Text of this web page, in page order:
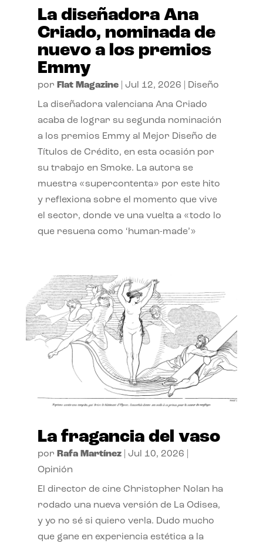
La diseñadora Ana
Criado, nominada de
nuevo a los premios
Emmy
por Flat Magazine| Jul 12, 2026 Diseño
La diseñadora valenciana Ana Criado
acaba de lograr su segunda nominación
a los premios Emmy al Mejor Diseño de
Títulos de Crédito, en esta ocasión por
su trabajo en Smoke. La autora se
muestra «supercontenta» por este hito
y reflexiona sobre el momento que vive
el sector, donde ve una vuelta a «todo lo
que resuena como ‘human-made’»
La fragancia del vaso
por Rafa Martínez| Jul 10, 2026
Opinión
El director de cine Christopher Nolan ha
rodado una nueva versión de La Odisea,
y yo no sé si quiero verla. Dudo mucho
que gane en experiencia estética a la